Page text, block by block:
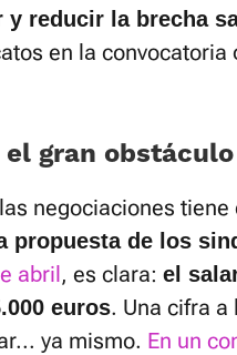
reducir la brecha
en la convocatoria
gran obstáculo
negociaciones
propuesta de los
abril, es clara: el
euros. Una cifra a
ya mismo. En un